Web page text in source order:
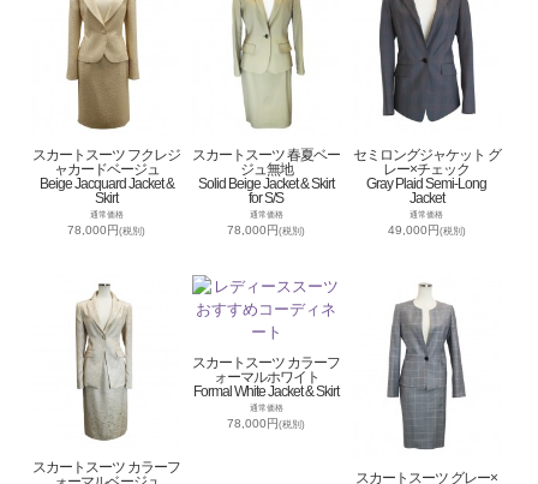
スカートスーツ フクレジ
ャカードベージュ
Beige Jacquard Jacket &
Skirt
通常価格
78,000円(税別)
スカートスーツ 春夏ベー
ジュ無地
Solid Beige Jacket & Skirt
for S/S
通常価格
78,000円(税別)
セミロングジャケット グ
レー×チェック
Gray Plaid Semi-Long
Jacket
通常価格
49,000円(税別)
スカートスーツ カラーフ
スカートスーツ カラーフ
ォーマルホワイト
Formal White Jacket & Skirt
通常価格
78,000円(税別)
スカートスーツ グレー×